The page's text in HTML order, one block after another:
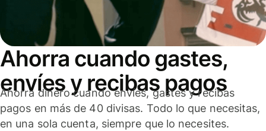
Ahorra cuando gastes,
envíes y recibas pagos
Ahorra dinero cuando envíes, gastes y recibas
pagos en más de 40 divisas. Todo lo que necesitas,
en una sola cuenta, siempre que lo necesites.